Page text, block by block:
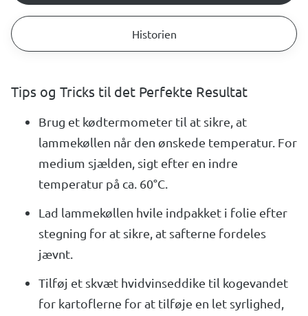
Historien
Tips og Tricks til det Perfekte Resultat
Brug et kødtermometer til at sikre, at
lammekøllen når den ønskede temperatur. For
medium sjælden, sigt efter en indre
temperatur på ca. 60°C.
Lad lammekøllen hvile indpakket i folie efter
stegning for at sikre, at safterne fordeles
jævnt.
Tilføj et skvæt hvidvinseddike til kogevandet
for kartoflerne for at tilføje en let syrlighed,